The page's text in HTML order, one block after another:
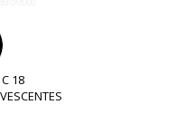
18